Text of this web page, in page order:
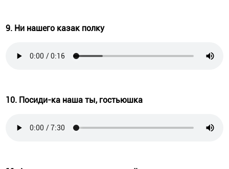
9. Ни нашего казак полку
10. Посиди-ка наша ты, гостьюшка